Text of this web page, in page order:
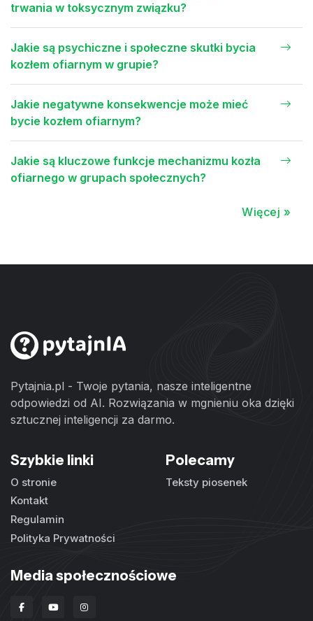
trwania w toksycznym związku?
Jakie są psychiczne i społeczne skutki bycia
kozłem ofiarnym w grupie?
Jakie negatywne konsekwencje może mieć
bycie kozłem ofiarnym?
Jakie są kluczowe funkcje mechanizmu kozła
ofiarnego w grupach społecznych?
Więcej »
Pytajnia.pl - Twoje pytania, nasze inteligentne
odpowiedzi od AI. Rozwiązania w mgnieniu oka dzięki
sztucznej inteligencji za darmo.
Szybkie linki
O stronie
Kontakt
Regulamin
Polityka Prywatności
Polecamy
Teksty piosenek
Media społecznościowe